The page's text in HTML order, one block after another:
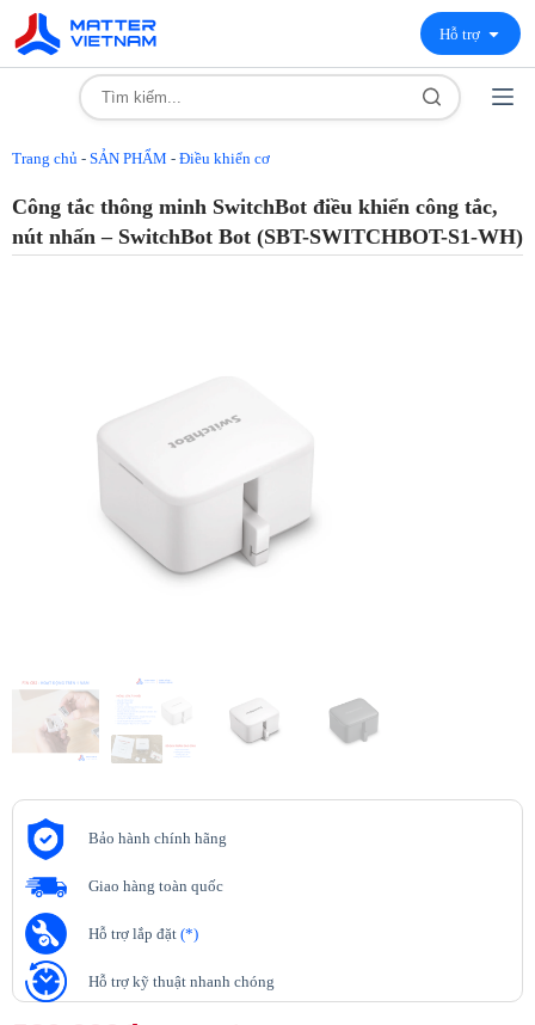
Hỗ trợ
Trang chủ - SẢN PHẨM - Điều khiển cơ
Công tắc thông minh SwitchBot điều khiển công tắc,
nút nhấn – SwitchBot Bot (SBT-SWITCHBOT-S1-WH)
Bảo hành chính hãng
Giao hàng toàn quốc
Hỗ trợ lắp đặt (*)
Hỗ trợ kỹ thuật nhanh chóng